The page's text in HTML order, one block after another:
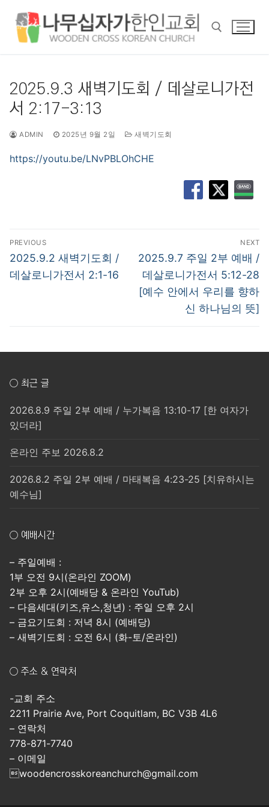
2025.9.3 새벽기도회 / 데살로니가전
서 2:17-3:13
ADMIN 2025년 9월 2일 새벽기도회
https://youtu.be/LNvPBLOhCHE
글
탐
색
PREVIOUS
Previous
post:
2025.9.2 새벽기도회 /
데살로니가전서 2:1-16
NEXT
Next
post:
2025.9.7 주일 2부 예배 /
데살로니가전서 5:12-28
[예수 안에서 우리를 향하
신 하나님의 뜻]
○ 최근 글
2026.8.9 주일 2부 예배 / 누가복음 13:10-17 [한 여자가
있더라]
온라인 주보 2026.8.2
2026.8.2 주일 2부 예배 / 마태복음 4:23-25 [치유하시는
예수님]
○ 예배시간
– 주일예배 :
1부 오전 9시(온라인 ZOOM)
2부 오후 2시(예배당 & 온라인 YouTub)
– 다음세대(키즈,유스,청년) : 주일 오후 2시
– 금요기도회 : 저녁 8시 (예배당)
– 새벽기도회 : 오전 6시 (화-토/온라인)
○ 주소 & 연락처
-교회 주소
2211 Prairie Ave, Port Coquitlam, BC V3B 4L6
– 연락처
778-871-7740
– 이메일
woodencrosskoreanchurch@gmail.com